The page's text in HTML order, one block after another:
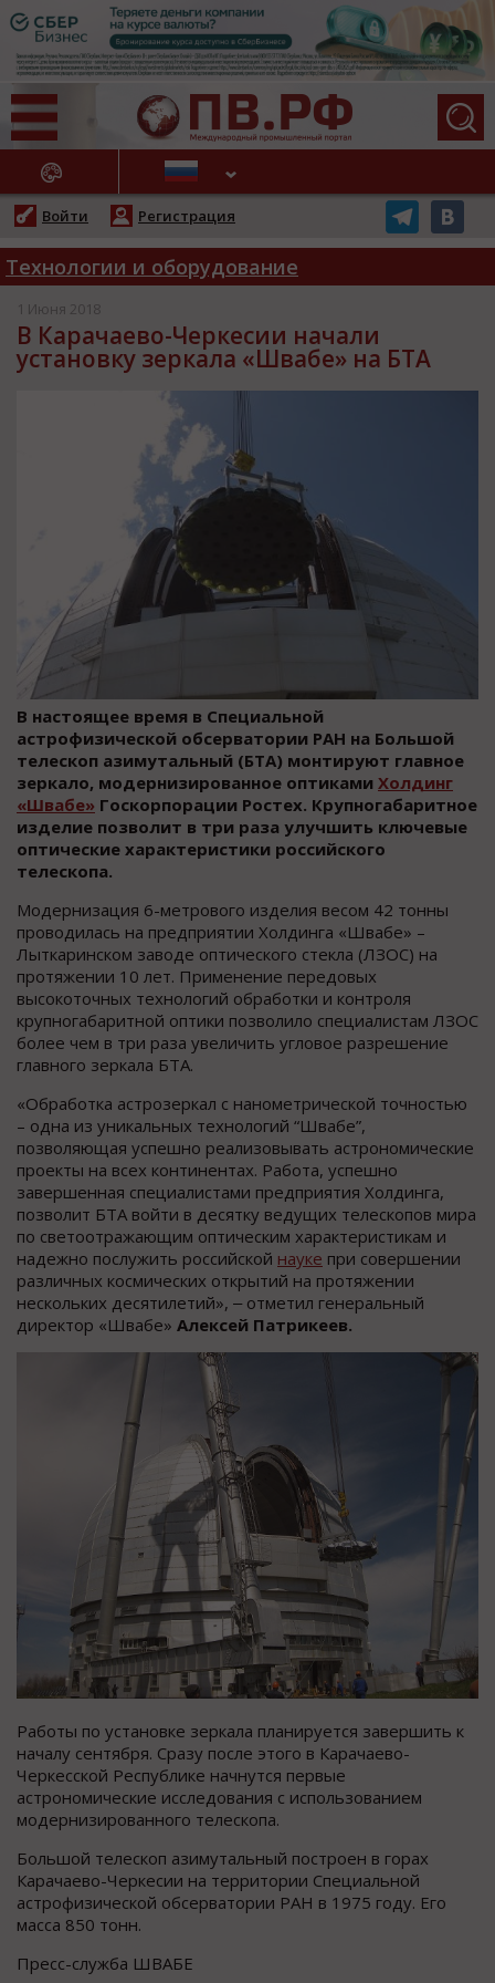
НОВОСТИ
Войти Регистрация
Технологии и оборудование
1 Июня 2018
В Карачаево-Черкесии начали
установку зеркала «Швабе» на БТА
В настоящее время в Специальной
астрофизической обсерватории РАН на Большой
телескоп азимутальный (БТА) монтируют главное
зеркало, модернизированное оптиками Холдинг
«Швабе» Госкорпорации Ростех. Крупногабаритное
изделие позволит в три раза улучшить ключевые
оптические характеристики российского
телескопа.
Модернизация 6-метрового изделия весом 42 тонны
проводилась на предприятии Холдинга «Швабе» –
Лыткаринском заводе оптического стекла (ЛЗОС) на
протяжении 10 лет. Применение передовых
высокоточных технологий обработки и контроля
крупногабаритной оптики позволило специалистам ЛЗОС
более чем в три раза увеличить угловое разрешение
главного зеркала БТА.
«Обработка астрозеркал с нанометрической точностью
– одна из уникальных технологий “Швабе”,
позволяющая успешно реализовывать астрономические
проекты на всех континентах. Работа, успешно
завершенная специалистами предприятия Холдинга,
позволит БТА войти в десятку ведущих телескопов мира
по светоотражающим оптическим характеристикам и
надежно послужить российской науке при совершении
различных космических открытий на протяжении
нескольких десятилетий», ‒ отметил генеральный
директор «Швабе» Алексей Патрикеев.
Работы по установке зеркала планируется завершить к
началу сентября. Сразу после этого в Карачаево-
Черкесской Республике начнутся первые
астрономические исследования с использованием
модернизированного телескопа.
Большой телескоп азимутальный построен в горах
Карачаево-Черкесии на территории Специальной
астрофизической обсерватории РАН в 1975 году. Его
масса 850 тонн.
Пресс-служба ШВАБЕ